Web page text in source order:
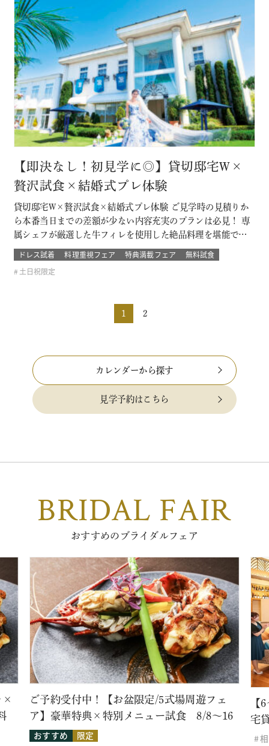
【即決なし！初見学に◎】貸切邸宅W×
贅沢試食×結婚式プレ体験
貸切邸宅W×贅沢試食×結婚式プレ体験 ご見学時の見積りか
ら本番当日までの差額が少ない内容充実のプランは必見！ 専
属シェフが厳選した牛フィレを使用した絶品料理を堪能でき
るフェア！ プレ花嫁体験では本番さながらのチャペル体験や
映像演出体験が叶う！ このフェアに含まれるコンテンツ
SPECIAL BENEFITS HPからフェア予約された方限定のご来
ドレス試着 料理重視フェア 特典満載フェア
無料試食
土日祝限定
1 2
カレンダーから探す
見学予約はこちら
BRIDAL FAIR
おすすめのブライダルフェア
限定/5式場周遊フェ
メニュー試食 8/8～16
【6～30名様アットホームウ
宅貸切家族会食